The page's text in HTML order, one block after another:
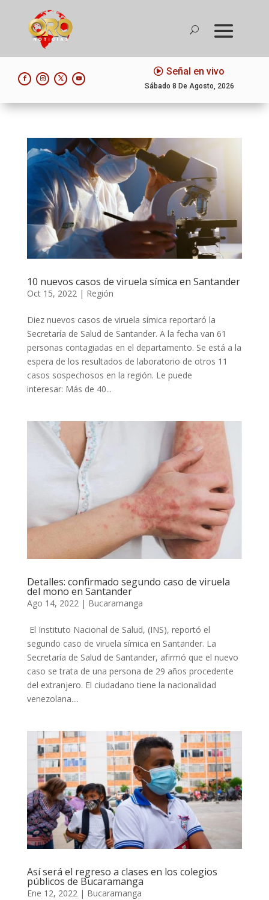
Señal en vivo
Sábado 8 De Agosto, 2026
10 nuevos casos de viruela símica en Santander
Oct 15, 2022| Región
Diez nuevos casos de viruela símica reportaró la
Secretaría de Salud de Santander. A la fecha van 61
personas contagiadas en el departamento. Se está a la
espera de los resultados de laboratorio de otros 11
casos sospechosos en la región. Le puede
interesar: Más de 40...
Detalles: confirmado segundo caso de viruela
del mono en Santander
Ago 14, 2022| Bucaramanga
El Instituto Nacional de Salud, (INS), reportó el
segundo caso de viruela símica en Santander. La
Secretaría de Salud de Santander, afirmó que el nuevo
caso se trata de una persona de 29 años procedente
del extranjero. El ciudadano tiene la nacionalidad
venezolana....
Así será el regreso a clases en los colegios
públicos de Bucaramanga
Ene 12, 2022| Bucaramanga